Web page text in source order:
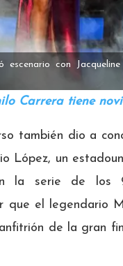
escenario con
Carrera tiene
también dio a
López, un
la serie de los
que el legendario
de la gran